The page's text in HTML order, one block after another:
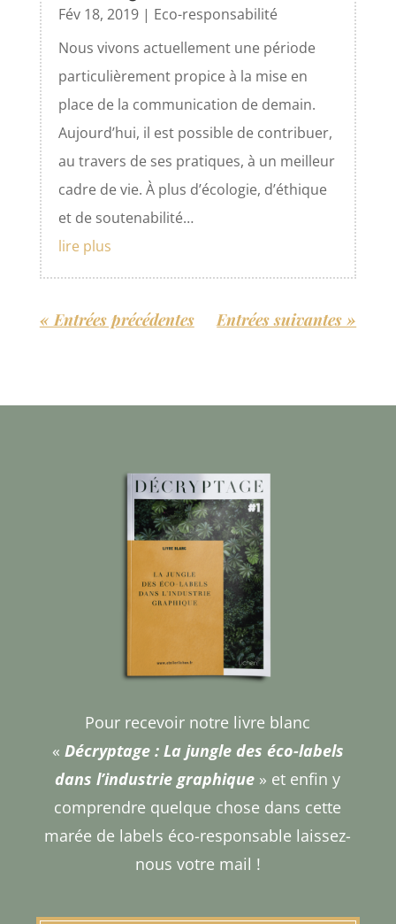
Fév 18, 2019| Eco-responsabilité
Nous vivons actuellement une période
particulièrement propice à la mise en
place de la communication de demain.
Aujourd’hui, il est possible de contribuer,
au travers de ses pratiques, à un meilleur
cadre de vie. À plus d’écologie, d’éthique
et de soutenabilité…
lire plus
« Entrées précédentes Entrées suivantes »
Pour recevoir notre livre blanc
« Décryptage: La jungle des éco-labels
dans l’industrie graphique » et enfin y
comprendre quelque chose dans cette
marée de labels éco-responsable laissez-
nous votre mail !